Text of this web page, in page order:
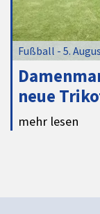
Fußball - 5.
neue
mehr lesen